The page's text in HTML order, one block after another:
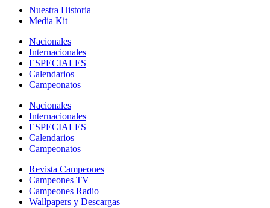
Nuestra Historia
Media Kit
Nacionales
Internacionales
ESPECIALES
Calendarios
Campeonatos
Nacionales
Internacionales
ESPECIALES
Calendarios
Campeonatos
Revista Campeones
Campeones TV
Campeones Radio
Wallpapers y Descargas